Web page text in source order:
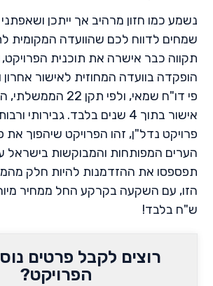
נשמע כמו חזון מרהיב אך ייתכן ושאפתני
שמחים לדווח לכם שהוועדה המקומית
תקווה כבר אישרה את תוכנית
הופקדה בוועדה המחוזית לאישור
פי דו"ח שמאי, ולפי
אישור בתוך 4 שנים בלבד. גבירותי
פרויקט נדל"ן, זהו הפרויקט שיהפוך
תפספסו את ההזדמנות להיות חלק
ש"ח בלבד!
רוצים לקבל פרטים
הפרויקט?